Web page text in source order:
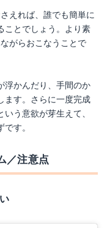
えれば、誰でも簡単に
ことでしょう。より素
がらおこなうことで
浮かんだり、手間のか
ます。さらに一度完成
う意欲が芽生えて、
す。
／注意点